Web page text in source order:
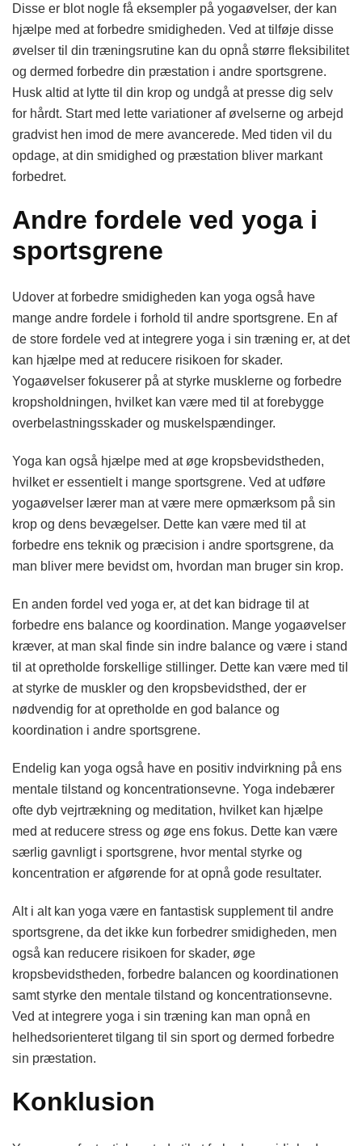
Disse er blot nogle få eksempler på yogaøvelser, der kan
hjælpe med at forbedre smidigheden. Ved at tilføje disse
øvelser til din træningsrutine kan du opnå større fleksibilitet
og dermed forbedre din præstation i andre sportsgrene.
Husk altid at lytte til din krop og undgå at presse dig selv
for hårdt. Start med lette variationer af øvelserne og arbejd
gradvist hen imod de mere avancerede. Med tiden vil du
opdage, at din smidighed og præstation bliver markant
forbedret.
Andre fordele ved yoga i
sportsgrene
Udover at forbedre smidigheden kan yoga også have
mange andre fordele i forhold til andre sportsgrene. En af
de store fordele ved at integrere yoga i sin træning er, at det
kan hjælpe med at reducere risikoen for skader.
Yogaøvelser fokuserer på at styrke musklerne og forbedre
kropsholdningen, hvilket kan være med til at forebygge
overbelastningsskader og muskelspændinger.
Yoga kan også hjælpe med at øge kropsbevidstheden,
hvilket er essentielt i mange sportsgrene. Ved at udføre
yogaøvelser lærer man at være mere opmærksom på sin
krop og dens bevægelser. Dette kan være med til at
forbedre ens teknik og præcision i andre sportsgrene, da
man bliver mere bevidst om, hvordan man bruger sin krop.
En anden fordel ved yoga er, at det kan bidrage til at
forbedre ens balance og koordination. Mange yogaøvelser
kræver, at man skal finde sin indre balance og være i stand
til at opretholde forskellige stillinger. Dette kan være med til
at styrke de muskler og den kropsbevidsthed, der er
nødvendig for at opretholde en god balance og
koordination i andre sportsgrene.
Endelig kan yoga også have en positiv indvirkning på ens
mentale tilstand og koncentrationsevne. Yoga indebærer
ofte dyb vejrtrækning og meditation, hvilket kan hjælpe
med at reducere stress og øge ens fokus. Dette kan være
særlig gavnligt i sportsgrene, hvor mental styrke og
koncentration er afgørende for at opnå gode resultater.
Alt i alt kan yoga være en fantastisk supplement til andre
sportsgrene, da det ikke kun forbedrer smidigheden, men
også kan reducere risikoen for skader, øge
kropsbevidstheden, forbedre balancen og koordinationen
samt styrke den mentale tilstand og koncentrationsevne.
Ved at integrere yoga i sin træning kan man opnå en
helhedsorienteret tilgang til sin sport og dermed forbedre
sin præstation.
Konklusion